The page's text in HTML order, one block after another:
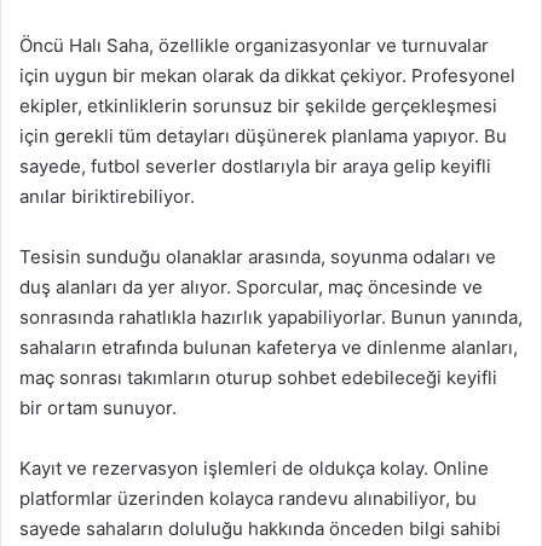
Öncü Halı Saha, özellikle organizasyonlar ve turnuvalar
için uygun bir mekan olarak da dikkat çekiyor. Profesyonel
ekipler, etkinliklerin sorunsuz bir şekilde gerçekleşmesi
için gerekli tüm detayları düşünerek planlama yapıyor. Bu
sayede, futbol severler dostlarıyla bir araya gelip keyifli
anılar biriktirebiliyor.
Tesisin sunduğu olanaklar arasında, soyunma odaları ve
duş alanları da yer alıyor. Sporcular, maç öncesinde ve
sonrasında rahatlıkla hazırlık yapabiliyorlar. Bunun yanında,
sahaların etrafında bulunan kafeterya ve dinlenme alanları,
maç sonrası takımların oturup sohbet edebileceği keyifli
bir ortam sunuyor.
Kayıt ve rezervasyon işlemleri de oldukça kolay. Online
platformlar üzerinden kolayca randevu alınabiliyor, bu
sayede sahaların doluluğu hakkında önceden bilgi sahibi